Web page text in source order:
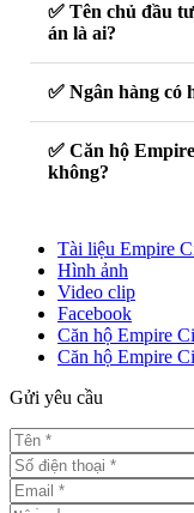
✅ Tên chủ đầu
án là ai?
✅ Ngân hàng có
✅ Căn hộ
không?
Tài liệu Empire
Hình ảnh
Video clip
Facebook
Căn hộ Empire
Căn hộ Empire
Gửi yêu cầu